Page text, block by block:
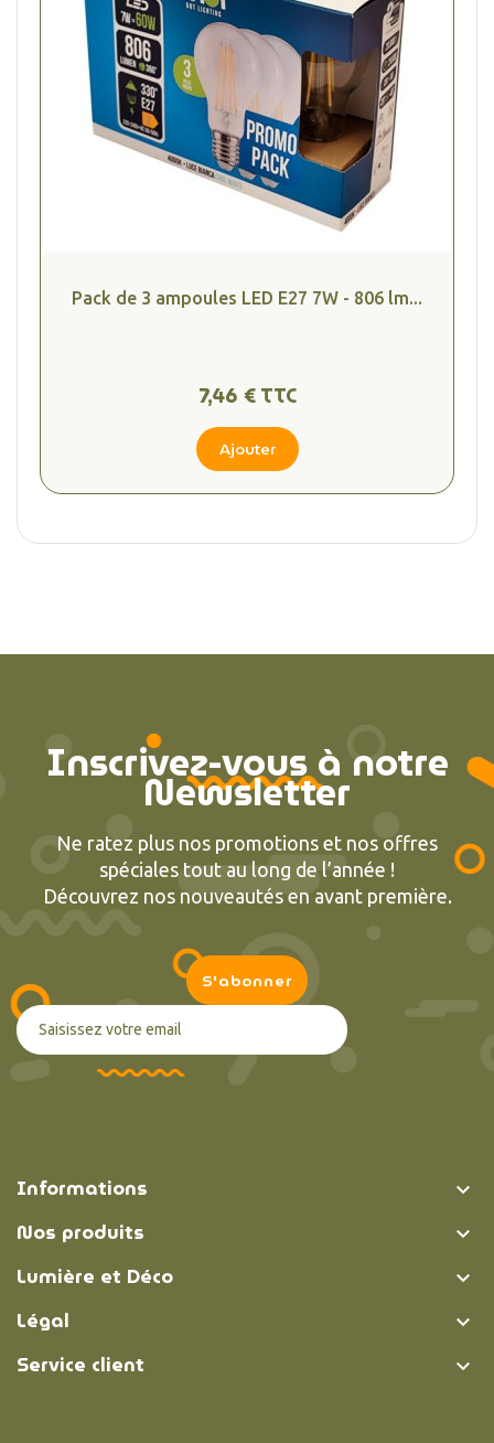
Pack de 3 ampoules LED E27 7W - 806 lm...
7,46 € TTC
Ajouter
Inscrivez-vous à notre
Newsletter
Ne ratez plus nos promotions et nos offres
spéciales tout au long de l’année !
Découvrez nos nouveautés en avant première.
Informations 
Nos produits 
Lumière et Déco 
Légal 
Service client 